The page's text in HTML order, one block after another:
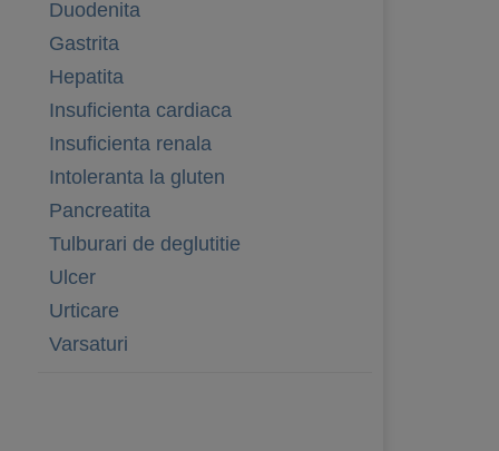
Duodenita
Gastrita
Hepatita
Insuficienta cardiaca
Insuficienta renala
Intoleranta la gluten
Pancreatita
Tulburari de deglutitie
Ulcer
Urticare
Varsaturi